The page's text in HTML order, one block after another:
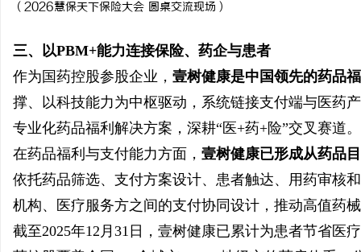
（ 2026慧保天下保险大会 圆桌交流现场 ）
三、以PBM+能力连接保险、药企与患者
作为国药控股参股企业， 壹树健康是中国领先的药品
撑、以科技能力为中枢驱动，系统链接支付端与医药
专业化药品福利解决方案，深耕“医+药+险”交叉赛道。
在药品福利与支付能力方面， 壹树健康已形成从药品
依托药品筛选、支付方案设计、患者触达、用药审核
机构、医疗服务方之间的支付协同设计，推动高值药
截至2025年12月31日，壹树健康已累计为患者节省医